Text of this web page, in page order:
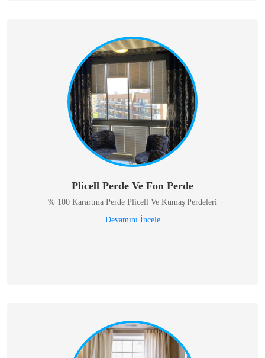
Plicell Perde Ve Fon Perde
% 100 Karartma Perde Plicell Ve Kumaş Perdeleri
Devamını İncele